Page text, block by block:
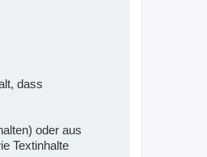
dass
oder aus
Textinhalte